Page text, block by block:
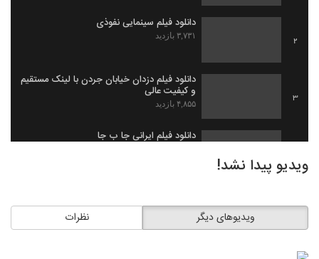
2
دانلود فیلم سینمایی نفوذی
۳,۷۳۱ بازدید
3
دانلود فیلم دزدان خیابان جردن با لینک مستقیم
و کیفیت عالی
۴,۸۵۵ بازدید
دانلود فیلم ایرانی جا ب جا
جرموز
ویدیو پیدا نشد!
نظرات ویدیوهای دیگر